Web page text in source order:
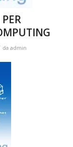
da admin